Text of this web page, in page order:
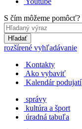
S čím môžeme pomôcť?
Hľadať
rozšírené vyhľadávanie
Kontakty
Ako vybaviť
Kalendár podujatí
správy
kultúra a šport
úradná tabuľa